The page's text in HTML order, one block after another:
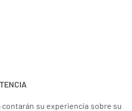
contarán su experiencia sobre su